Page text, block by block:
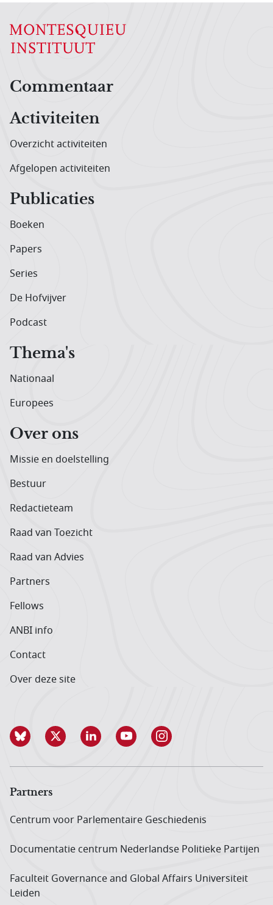
Hoofdnavigatiemenu
Commentaar
Activiteiten
Overzicht activiteiten
Afgelopen activiteiten
Publicaties
Boeken
Papers
Series
De Hofvijver
Podcast
Thema's
Nationaal
Europees
Over ons
Missie en doelstelling
Bestuur
Redactieteam
Raad van Toezicht
Raad van Advies
Partners
Fellows
ANBI info
Contact
Over deze site
Partners
Centrum voor Parlementaire Geschiedenis
Documentatie centrum Neder­landse Politieke Partijen
Faculteit Governance and Global Affairs Universiteit
Leiden